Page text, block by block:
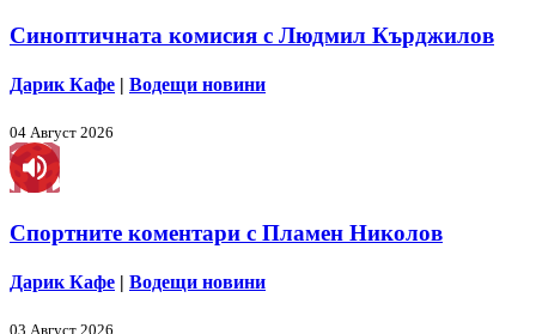
Синоптичната комисия с Людмил Кърджилов
Дарик Кафе | Водещи новини
04 Август 2026
Спортните коментари с Пламен Николов
Дарик Кафе | Водещи новини
03 Август 2026